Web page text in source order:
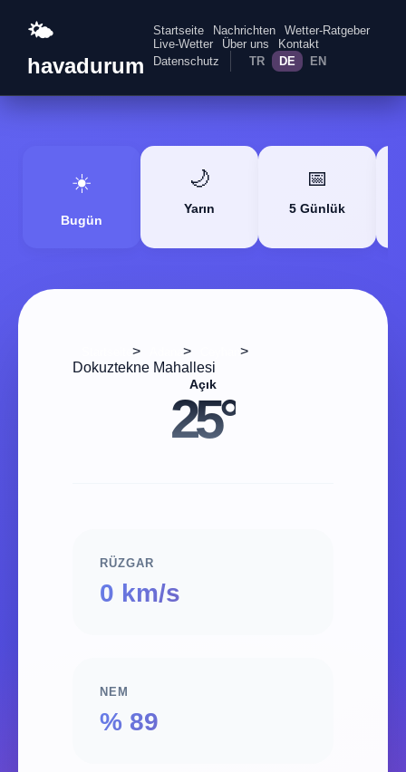
🌤️
havadurum
Startseite Nachrichten
Wetter-Ratgeber
Live-Wetter
Über uns
Kontakt
Datenschutz
TR DE EN
☀️
Bugün
🌙
Yarın
📅
5 Günlük
> >
>
Dokuztekne Mahallesi
Açık
25°
RÜZGAR
0 km/s
NEM
% 89